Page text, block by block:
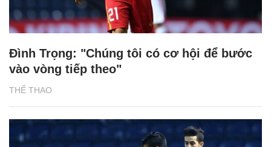
THỂ THAO
Đình Trọng: "Chúng tôi có cơ hội để bước
vào vòng tiếp theo"